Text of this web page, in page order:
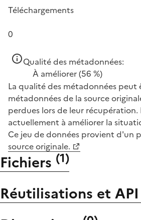
Téléchargements
0
Qualité des métadonnées:
À améliorer(56 %)
La qualité des métadonnées peut
métadonnées de la source
perdues lors de leur
actuellement à améliorer la
Ce jeu de données provient d'un
source originale.
Fichiers (1)
Réutilisations et API